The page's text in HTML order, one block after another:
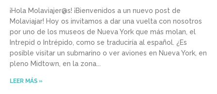
¡Hola Molaviajer@s! ¡Bienvenidos a un nuevo post de
Molaviajar! Hoy os invitamos a dar una vuelta con nosotros
por uno de los museos de Nueva York que más molan, el
Intrepid o Intrépido, como se traduciría al español. ¿Es
posible visitar un submarino o ver aviones en Nueva York, en
pleno Midtown, en la zona
LEER MÁS »